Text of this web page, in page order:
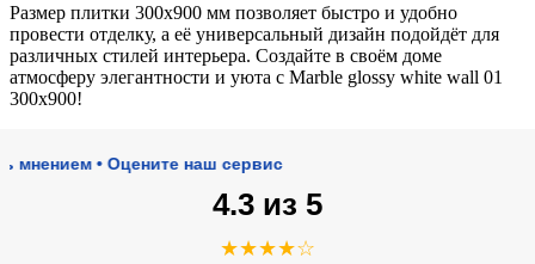
Размер плитки 300х900 мм позволяет быстро и удобно
провести отделку, а её универсальный дизайн подойдёт для
различных стилей интерьера. Создайте в своём доме
атмосферу элегантности и уюта с Marble glossy white wall 01
300х900!
• Оцените наш сервис
4.3 из 5
★★★★☆